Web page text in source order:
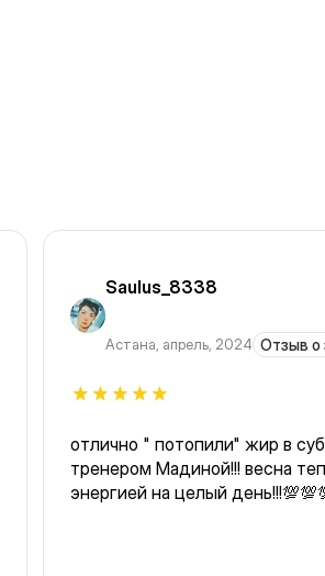
Saulus_8338
Астана, апрель, 2024 Отзыв о
отлично " потопили" жир в субботний
тренером Мадиной!!! весна тепло зарядились позитивом и
энергией на целый